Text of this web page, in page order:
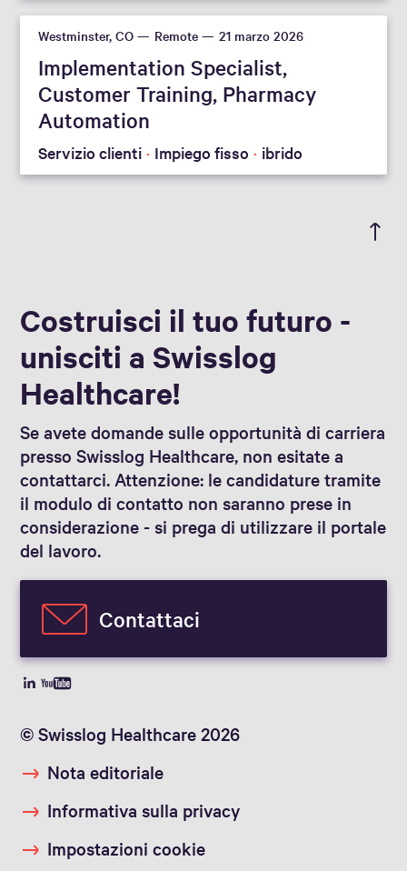
Westminster, CO Remote 21 marzo 2026
Implementation Specialist,
Customer Training, Pharmacy
Automation
Servizio clienti Impiego fisso ibrido
Costruisci il tuo futuro -
unisciti a Swisslog
Healthcare!
Se avete domande sulle opportunità di carriera
presso Swisslog Healthcare, non esitate a
contattarci. Attenzione: le candidature tramite
il modulo di contatto non saranno prese in
considerazione - si prega di utilizzare il portale
del lavoro.
Contattaci
© Swisslog Healthcare 2026
Nota editoriale
Informativa sulla privacy
Impostazioni cookie